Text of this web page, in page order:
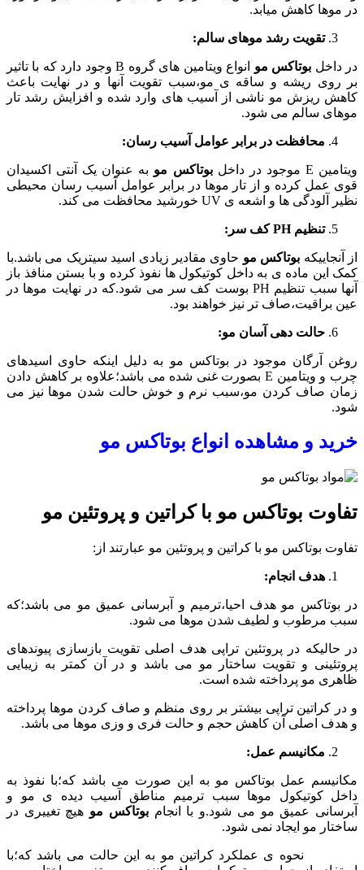
در موها کاهش میابد.
تقویت رشد موهای سالم:
در داخل بوتاکس مو
انواع ویتامین های گروه B وجود دارد که با تاثیر
بر روی ریشه و ساقه ی مو،سبب تقویت آنها و در نهایت باعث
کاهش ریزش مو ناشی از آسیب های وارد شده و افزایش رشد تار
موهای سالم می شود.
محافظت در برابر عوامل آسیب رسان:
ویتامین E موجود در داخل بوتاکس مو به عنوان یک آنتی اکسیدان
قوی عمل کرده و از تار موها در برابر عوامل آسیب رسان محیطی
نظیر آلودگی ها و اشعه ی UV خورشید محافظت می کند.
تنظیمPHکف سر:
از آنجاییکه بوتاکس مو حاوی مقادیر زیادی اسید سیتریک می باشد.با
کمک این ماده ی به داخل کوتیکول ها نفوذ کرده و با بستن منافذ باز
آنها سبب تنظیم PH بوست کف سر می شود.که در نهایت موها در
عین براقیت،صاف تر نیز خواهند بود.
حالت دهی آسان مو:
روغن آرگان موجود در بوتاکس مو به دلیل اینکه حاوی اسیدهای
چرب و ویتامین E بصورت غنی شده می باشد؛علاوه بر کاهش دادن
زمان صاف کردن مو،سبب نرم و خوش حالت شدن موها نیز می
شود.
خرید و مشاهده انواع بوتاکس مو
تفاوت بوتاکس مو با کراتین و پروتئین مو
تفاوت بوتاکس مو با کراتین و پروتئین مو عبارتند از:
هدف انجام:
در بوتاکس مو هدف احیا،ترمیم و آبرسانی عمیق مو می باشد؛که
سبب مرطوب و لطیف شدن موها می شود.
در حالیکه در پروتئین تراپی هدف اصلی تقویت بازسازی پیوندهای
پروتئینی و تقویت ساختار مو می باشد و در آن کمتر به زیبایی
ظاهری مو پرداخته شده است.
و در کراتین تراپی بیشتر بر روی منظم و صاف کردن موها پرداخته
و هدف اصلی آن کاهش حجم و حالت فری و وزی موها می باشد.
مکانیسم عمل:
مکانیسم عمل بوتاکس مو به این صورت می باشد که؛با نفوذ به
داخل کوتیکول موها سبب ترمیم مناطق آسیب دیده ی مو و
آبرسانی عمیق مو می شود.و با انجامبوتاکس مو هیچ تغییری در
ساختار مو ایجاد نمی شود.
نحوه ی عملکرد کراتین مو به این حالت می باشد که؛با